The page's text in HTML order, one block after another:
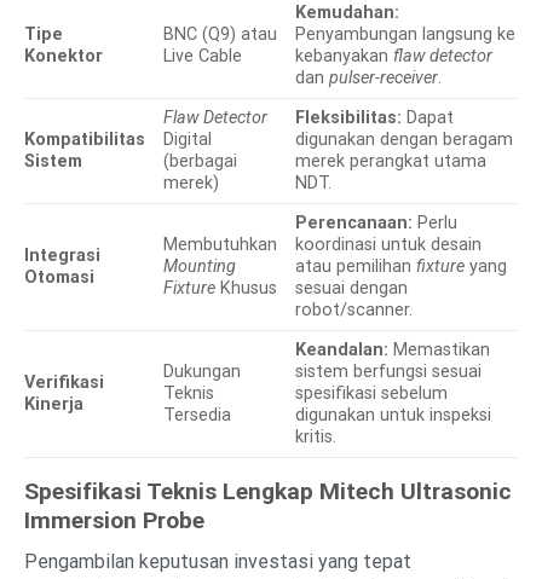
Tipe
Konektor
BNC (Q9) atau
Live Cable
Kemudahan:
Penyambungan langsung ke
kebanyakan flaw detector
danpulser-receiver.
Kompatibilitas
Sistem
Flaw Detector
Digital
(berbagai
merek)
Fleksibilitas: Dapat
digunakan dengan beragam
merek perangkat utama
NDT.
Integrasi
Otomasi
Membutuhkan
Mounting
Fixture Khusus
Perencanaan: Perlu
koordinasi untuk desain
atau pemilihanfixture yang
sesuai dengan
robot/scanner.
Verifikasi
Kinerja
Dukungan
Teknis
Tersedia
Keandalan: Memastikan
sistem berfungsi sesuai
spesifikasi sebelum
digunakan untuk inspeksi
kritis.
Spesifikasi Teknis Lengkap Mitech Ultrasonic
Immersion Probe
Pengambilan keputusan investasi yang tepat